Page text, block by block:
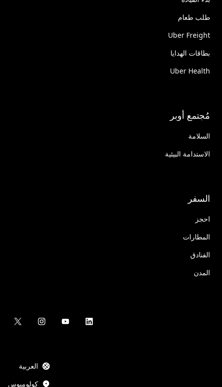
طلب طعام
Uber Freight
بطاقات الهدايا
Uber Health
مُجتمع أوبر
السلامة
الاستدامة البيئية
السفر
احجز
المطارات
الفنادق
المدن
العربية
كولومبوس